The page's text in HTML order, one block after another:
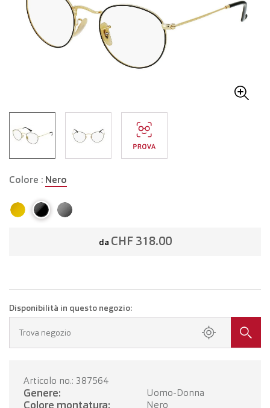
Colore : Nero
da CHF 318.00
Disponibilità in questo negozio:
Trova negozio
Articolo no.: 387564
Genere: Uomo-Donna
Colore montatura: Nero